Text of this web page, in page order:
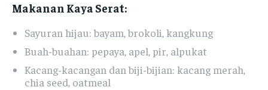
Makanan Kaya Serat:
Sayuran hijau: bayam, brokoli, kangkung
Buah-buahan: pepaya, apel, pir, alpukat
Kacang-kacangan dan biji-bijian: kacang merah,
chia seed, oatmeal